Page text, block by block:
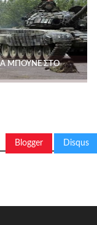
ΜΠΟΥΝΕ ΣΤΟ
Blogger Disqus